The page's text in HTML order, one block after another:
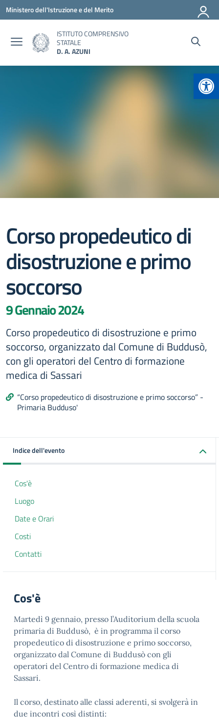
Vai ai contenuti
Vai al menu di navigazione
Vai al footer
Ministero dell'Istruzione e del Merito
ISTITUTO COMPRENSIVO
STATALE
D. A. AZUNI
Corso propedeutico di
disostruzione e primo
soccorso
9 Gennaio 2024
Corso propedeutico di disostruzione e primo
soccorso, organizzato dal Comune di Buddusò,
con gli operatori del Centro di formazione
medica di Sassari
“Corso propedeutico di disostruzione e primo soccorso” -
Primaria Budduso'
Indice dell'evento
Cos'è
Luogo
Date e Orari
Costi
Contatti
Cos'è
Martedì 9 gennaio, presso l’Auditorium della scuola
primaria di Buddusò, è in programma il corso
propedeutico di disostruzione e primo soccorso,
organizzato dal Comune di Buddusò con gli
operatori del Centro di formazione medica di
Sassari.
Il corso, destinato alle classi aderenti, si svolgerà in
due incontri così distinti: